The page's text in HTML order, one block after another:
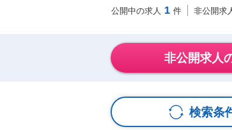
公開中の求人 1 件 非公開求
非公開求人
検索条